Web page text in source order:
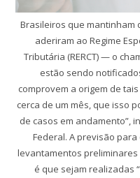
Brasileiros que mantinham
aderiram ao Regime
Tributária (RERCT) — o
estão sendo
comprovem a origem de
cerca de um mês, que isso
de casos em andamento”,
Federal. A previsão
levantamentos
é que sejam realizadas